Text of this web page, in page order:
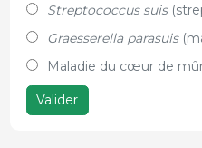
Streptococcus suis
Graesserella parasuis
Maladie du cœur de
Valider